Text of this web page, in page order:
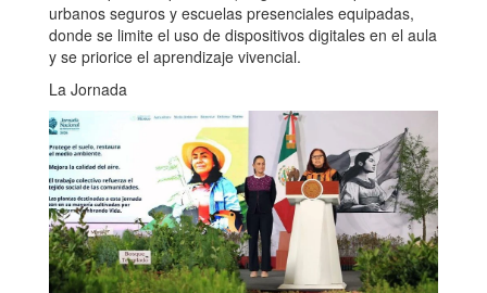
urbanos seguros y escuelas presenciales equipadas,
donde se limite el uso de dispositivos digitales en el aula
y se priorice el aprendizaje vivencial.
La Jornada